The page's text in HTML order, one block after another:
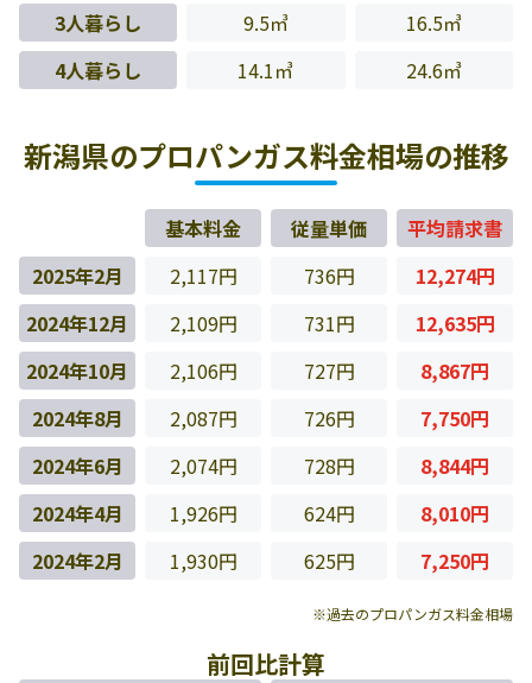
3人暮らし
9.5㎥
16.5㎥
4人暮らし
14.1㎥ 24.6㎥
新潟県のプロパンガス料金相場の推移
基本料金 従量単価
平均請求書
2025年2月
2,117円 736円
12,274円
2024年12月
2,109円 731円
12,635円
2024年10月
2,106円 727円
8,867円
2024年8月
2,087円 726円
7,750円
2024年6月
2,074円 728円
8,844円
2024年4月
1,926円 624円
8,010円
2024年2月
1,930円 625円 7,250円
※過去のプロパンガス料金相場
前回比計算